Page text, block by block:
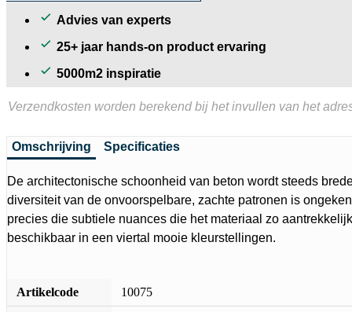
Advies van experts
25+ jaar hands-on product ervaring
5000m2 inspiratie
Verzendkosten worden berekend bij het invullen van het
Omschrijving Specificaties
De architectonische schoonheid van beton wordt steeds
diversiteit van de onvoorspelbare, zachte patronen is
precies die subtiele nuances die het materiaal zo
beschikbaar in een viertal mooie kleurstellingen.
Artikelcode 10075